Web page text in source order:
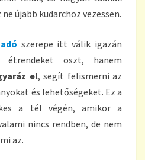
újabb kudarchoz vezessen.
szerepe itt válik igazán
étrendeket oszt, hanem
el, segít felismerni az
és lehetőségeket. Ez a
a tél végén, amikor a
nincs rendben, de nem
az.